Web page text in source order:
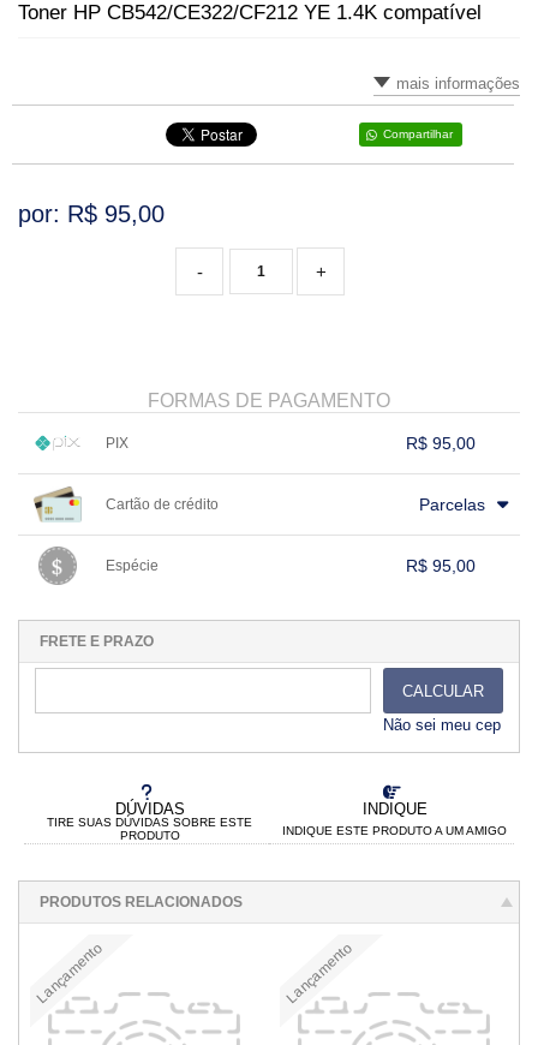
TAÇAS
CANECA VIDRO
CAMISETAS
PLACA DE ALUMÍNIO
SQUEEZES
TIRANTES
VARIADOS
LONGDRINKS
LÂMINA DE CORTE
BASE DE RECORTE
Toner HP CB542/CE322/CF212 YE 1.4K compatível
mais informações
Compartilhar
DÚVIDAS
TIRE SUAS DÚVIDAS SOBRE ESTE
PRODUTO
INDIQUE
INDIQUE ESTE PRODUTO A UM AMIGO
por: R$ 95,00
+
-
FORMAS DE PAGAMENTO
PIX R$ 95,00
..
Cartão de crédito Parcelas
...
Espécie R$ 95,00
..
...
FRETE E PRAZO
CALCULAR
Não sei meu cep
PRODUTOS RELACIONADOS
Lançamento Lançamento